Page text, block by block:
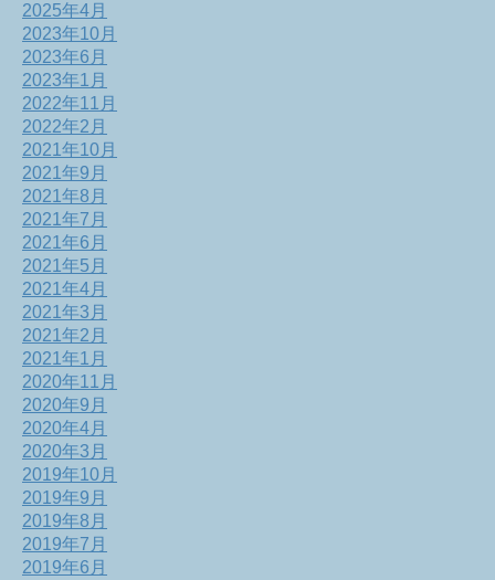
2025年4月
2023年10月
2023年6月
2023年1月
2022年11月
2022年2月
2021年10月
2021年9月
2021年8月
2021年7月
2021年6月
2021年5月
2021年4月
2021年3月
2021年2月
2021年1月
2020年11月
2020年9月
2020年4月
2020年3月
2019年10月
2019年9月
2019年8月
2019年7月
2019年6月